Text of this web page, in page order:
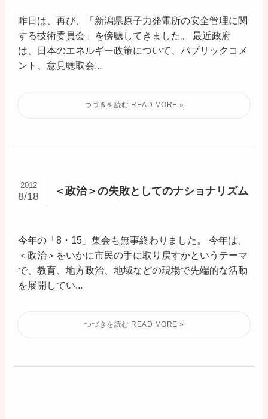
昨日は、再び、「新潟県原子力発電所の安全管理に関
する技術委員会」を傍聴してきました。 最近政府
は、日本のエネルギー政策について、パブリックコメ
ント、意見聴取会...
＜政治＞の失敗としてのナショナリズム
2012
8/18
今年の「8・15」集会も無事終わりました。 今年は、
＜政治＞をいかに市民の手に取り戻すかというテーマ
で、教育、地方政治、地域などの現場で先端的な活動
を展開してい...